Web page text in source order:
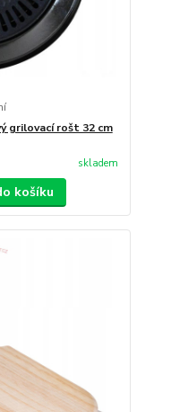
grilovací rošt 32 cm
skladem
košíku